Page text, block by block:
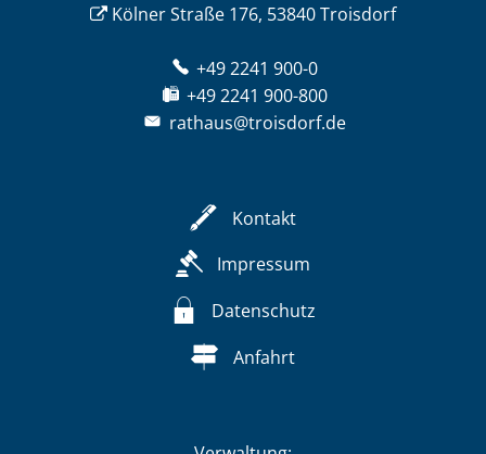
Kölner Straße 176, 53840 Troisdorf
+49 2241 900-0
+49 2241 900-800
rathaus@troisdorf.de
Kontakt
Impressum
Datenschutz
Anfahrt